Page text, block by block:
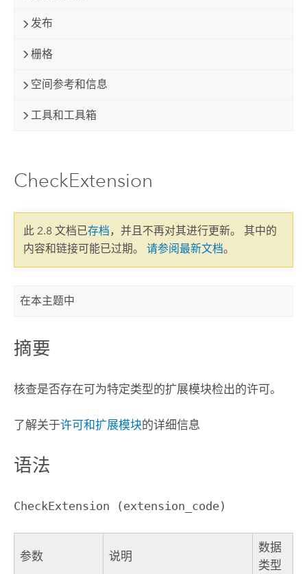
发布
栅格
空间参考和信息
工具和工具箱
CheckExtension
此 2.8 文档已存档，并且不再对其进行更新。 其中的
内容和链接可能已过期。 请参阅最新文档。
在本主题中
摘要
核查是否存在可为特定类型的扩展模块检出的许可。
了解关于许可和扩展模块的详细信息
语法
CheckExtension (extension_code)
参数 说明
数据
类型